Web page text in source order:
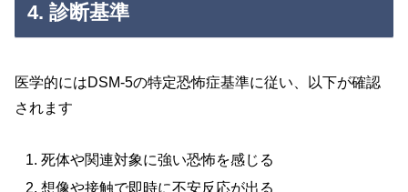
4. 診断基準
医学的にはDSM‑5の特定恐怖症基準に従い、以下が確認
されます
死体や関連対象に強い恐怖を感じる
想像や接触で即時に不安反応が出る